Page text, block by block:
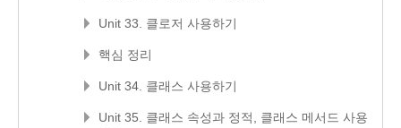
Unit 33. 클로저 사용하기
핵심 정리
Unit 34. 클래스 사용하기
Unit 35. 클래스 속성과 정적, 클래스 메서드 사용